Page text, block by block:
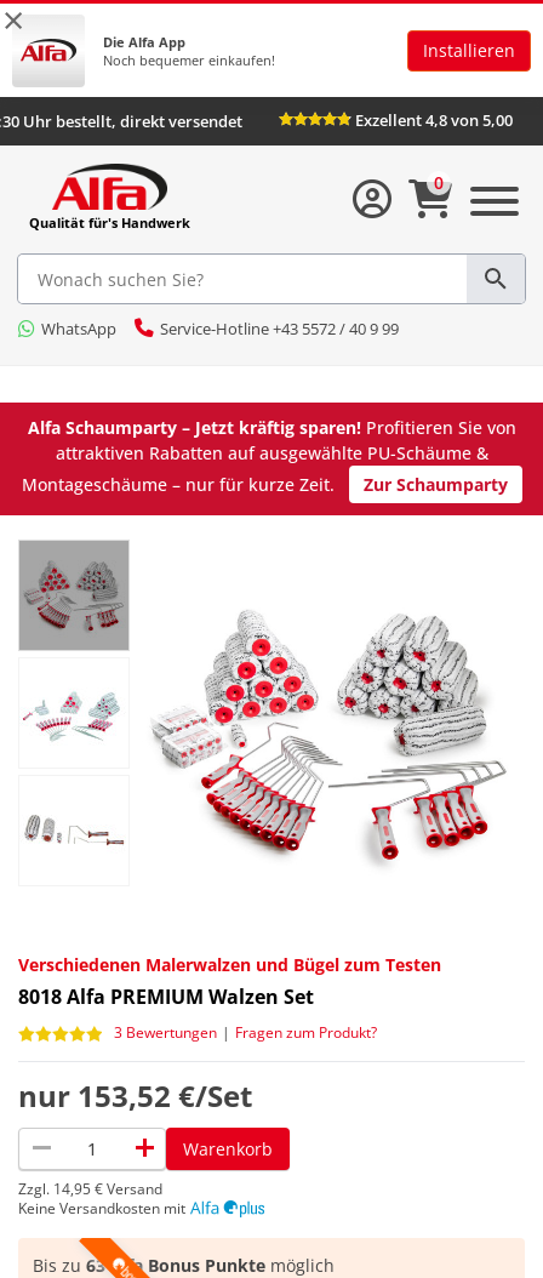
×
Die Alfa App
Noch bequemer einkaufen!
Installieren
Uhr bestellt, direkt versendet Exzellent 4,8 von 5,00
Qualität für's Handwerk
WhatsApp Service-Hotline +43 5572 / 40 9 99
0
Alfa Schaumparty – Jetzt kräftig sparen!Profitieren Sie von
attraktiven Rabatten auf ausgewählte PU-Schäume &
Montageschäume – nur für kurze Zeit.
Zur Schaumparty
Verschiedenen Malerwalzen und Bügel zum Testen
8018Alfa PREMIUM Walzen Set
3 Bewertungen | Fragen zum Produkt?
nur 153,52 €/Set
remove add Warenkorb
Zzgl. 14,95 €Versand
Keine Versandkosten mit
Bis zu 63 Alfa Bonus Punkte möglich